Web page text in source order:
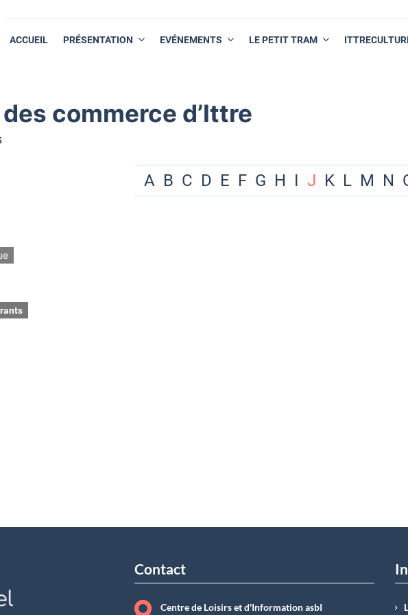
ACCUEIL PRÉSENTATION EVÉNEMENTS LE PETIT TRAM
commerce d’Ittre
A B C D E F G H I J K L M N
Contact
Centre de Loisirs et d'Information asbI